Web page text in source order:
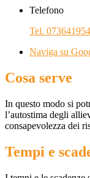
Telefono
Tel. 073641954
Naviga su
Cosa serve
In questo modo si
l’autostima degli
consapevolezza dei
Tempi e